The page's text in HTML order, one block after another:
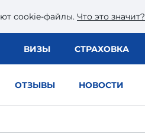
сookie-файлы. Что это значит?
ВИЗЫ СТРАХОВКА
ОТЗЫВЫ НОВОСТИ